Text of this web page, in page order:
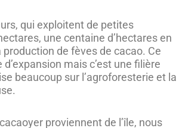
qui exploitent de petites
une centaine d’hectares en
de fèves de cacao. Ce
d’expansion mais c’est une filière
beaucoup sur l’agroforesterie et la
proviennent de l’île, nous